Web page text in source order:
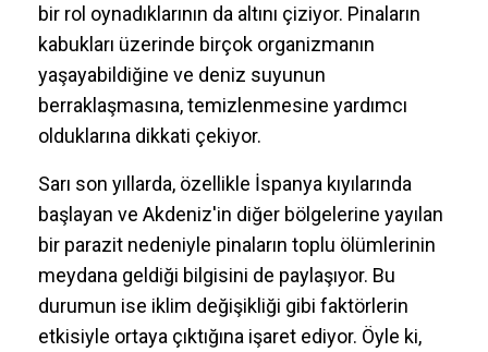
bir rol oynadıklarının da altını çiziyor. Pinaların
kabukları üzerinde birçok organizmanın
yaşayabildiğine ve deniz suyunun
berraklaşmasına, temizlenmesine yardımcı
olduklarına dikkati çekiyor.
Sarı son yıllarda, özellikle İspanya kıyılarında
başlayan ve Akdeniz'in diğer bölgelerine yayılan
bir parazit nedeniyle pinaların toplu ölümlerinin
meydana geldiği bilgisini de paylaşıyor. Bu
durumun ise iklim değişikliği gibi faktörlerin
etkisiyle ortaya çıktığına işaret ediyor. Öyle ki,